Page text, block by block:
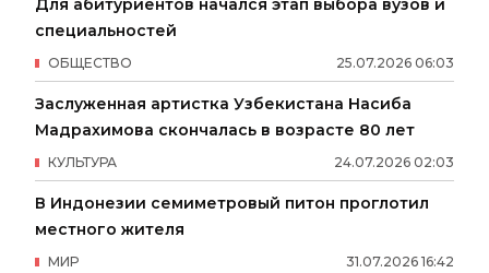
Для абитуриентов начался этап выбора вузов и
специальностей
25.07.2026 06:03
ОБЩЕСТВО
Заслуженная артистка Узбекистана Насиба
Мадрахимова скончалась в возрасте 80 лет
24.07.2026 02:03
КУЛЬТУРА
В Индонезии семиметровый питон проглотил
местного жителя
31.07.2026 16:42
МИР